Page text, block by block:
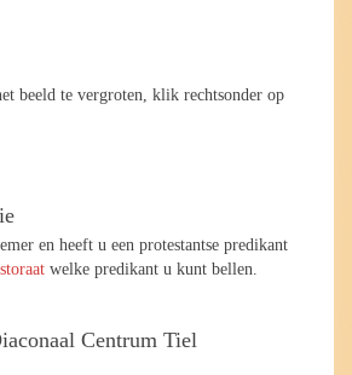
beeld te vergroten, klik rechtsonder op
en heeft u een protestantse predikant
welke predikant u kunt bellen.
Centrum Tiel